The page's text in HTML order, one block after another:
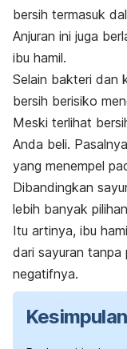
bersih termasuk
Anjuran ini juga
ibu hamil.
Selain bakteri dan
bersih berisiko
Meski terlihat
Anda beli.
yang menempel
Dibandingkan
lebih banyak pilihan
Itu artinya, ibu
dari sayuran tanpa
negatifnya.
Kesimpulan